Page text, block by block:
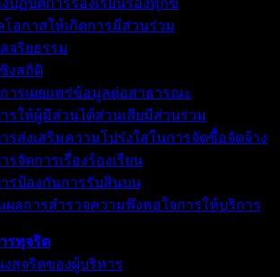
โอกาสให้เกิดการมีส่วนร่วม
จริยธรรม
งสถิติ
ารเผยแพร่ข้อมูลต่อสาธารณะ
รให้ผู้มีส่วนได้ส่วนเสียมีส่วนร่วม
รส่งเสริมความโปร่งใสในการจัดซื้อจัดจ้าง
รจัดการเรื่องร้องเรียน
รป้องกันการรับสินบน
ผลการสำรวจความพึงพอใจการให้บริการ
รทุจริต
งสุจริตของผู้บริหาร